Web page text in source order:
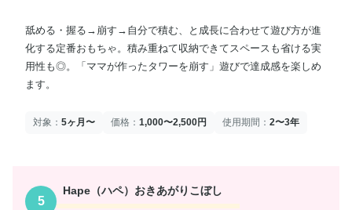
舐める・握る→崩す→自分で積む、と成長に合わせて遊び方が進
化する定番おもちゃ。積み重ねて収納できてスペースも省ける実
用性も◎。「ママが作ったタワーを崩す」遊びで達成感を楽しめ
ます。
対象： 5ヶ月〜 価格： 1,000〜2,500円 使用期間： 2〜3年
5
Hape（ハペ）おきあがりこぼし